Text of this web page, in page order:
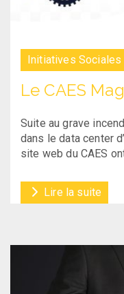
Initiatives Sociales
Le CAES
Suite au grave
dans le data center
site web du CAES
Lire la suite